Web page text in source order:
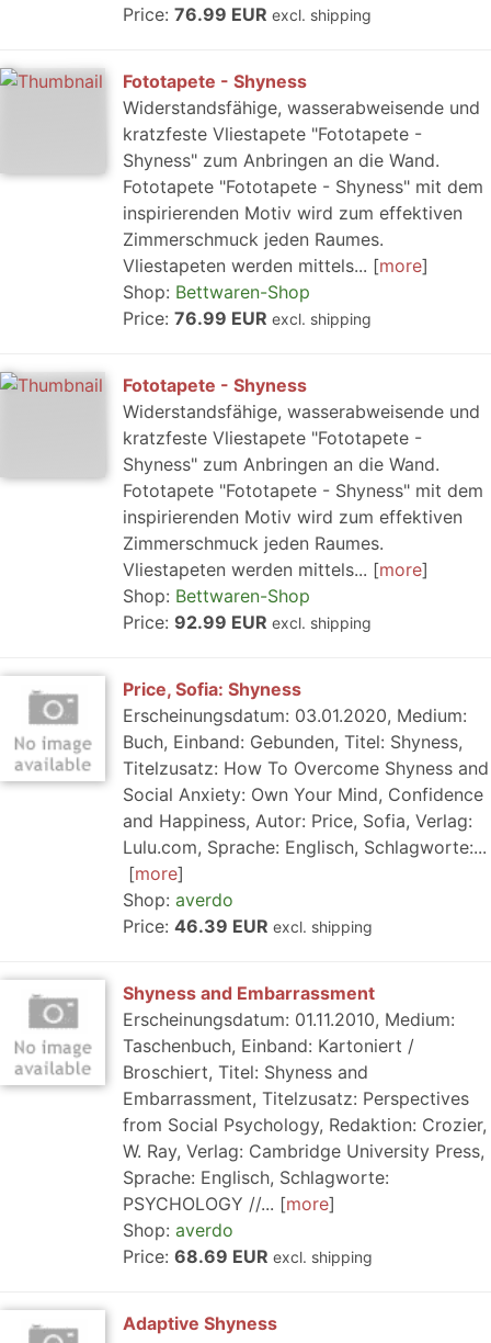
Price: 76.99 EUR excl. shipping
Fototapete - Shyness
Widerstandsfähige, wasserabweisende und
kratzfeste Vliestapete "Fototapete -
Shyness" zum Anbringen an die Wand.
Fototapete "Fototapete - Shyness" mit dem
inspirierenden Motiv wird zum effektiven
Zimmerschmuck jeden Raumes.
Vliestapeten werden mittels...
more
Shop: Bettwaren-Shop
Price: 76.99 EUR excl. shipping
Fototapete - Shyness
Widerstandsfähige, wasserabweisende und
kratzfeste Vliestapete "Fototapete -
Shyness" zum Anbringen an die Wand.
Fototapete "Fototapete - Shyness" mit dem
inspirierenden Motiv wird zum effektiven
Zimmerschmuck jeden Raumes.
Vliestapeten werden mittels...
more
Shop: Bettwaren-Shop
Price: 92.99 EUR excl. shipping
Price, Sofia: Shyness
Erscheinungsdatum: 03.01.2020, Medium:
Buch, Einband: Gebunden, Titel: Shyness,
Titelzusatz: How To Overcome Shyness and
Social Anxiety: Own Your Mind, Confidence
and Happiness, Autor: Price, Sofia, Verlag:
Lulu.com, Sprache: Englisch, Schlagworte:...
more
Shop: averdo
Price: 46.39 EUR excl. shipping
Shyness and Embarrassment
Erscheinungsdatum: 01.11.2010, Medium:
Taschenbuch, Einband: Kartoniert /
Broschiert, Titel: Shyness and
Embarrassment, Titelzusatz: Perspectives
from Social Psychology, Redaktion: Crozier,
W. Ray, Verlag: Cambridge University Press,
Sprache: Englisch, Schlagworte:
PSYCHOLOGY //...
more
Shop: averdo
Price: 68.69 EUR excl. shipping
Adaptive Shyness